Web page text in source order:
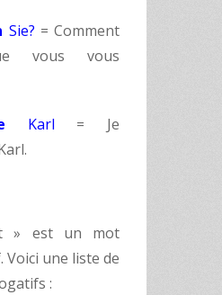
Sie? = Comment
vous vous
Karl = Je
» est un mot
une liste de
: